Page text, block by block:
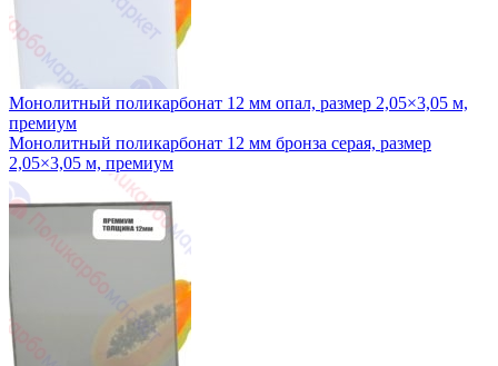
Монолитный поликарбонат 12 мм опал, размер 2,05×3,05 м,
премиум
Монолитный поликарбонат 12 мм бронза серая, размер
2,05×3,05 м, премиум